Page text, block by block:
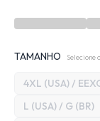
TAMANHO Selecione
4XL (USA) /
L (USA) / G (BR)